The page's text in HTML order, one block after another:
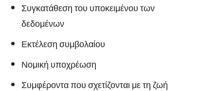
Συγκατάθεση του υποκειμένου των
δεδομένων
Εκτέλεση συμβολαίου
Νομική υποχρέωση
Συμφέροντα που σχετίζονται με τη ζωή